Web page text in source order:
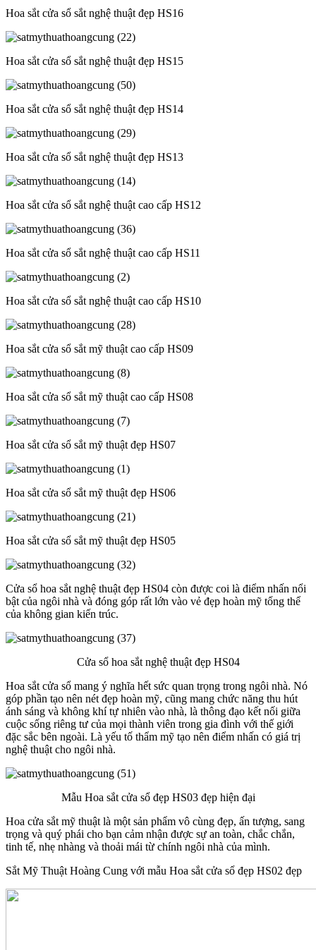
Hoa sắt cửa sổ sắt nghệ thuật đẹp HS16
Hoa sắt cửa sổ sắt nghệ thuật đẹp HS15
Hoa sắt cửa sổ sắt nghệ thuật đẹp HS14
Hoa sắt cửa sổ sắt nghệ thuật đẹp HS13
Hoa sắt cửa sổ sắt nghệ thuật cao cấp HS12
Hoa sắt cửa sổ sắt nghệ thuật cao cấp HS11
Hoa sắt cửa sổ sắt nghệ thuật cao cấp HS10
Hoa sắt cửa sổ sắt mỹ thuật cao cấp HS09
Hoa sắt cửa sổ sắt mỹ thuật cao cấp HS08
Hoa sắt cửa sổ sắt mỹ thuật đẹp HS07
Hoa sắt cửa sổ sắt mỹ thuật đẹp HS06
Hoa sắt cửa sổ sắt mỹ thuật đẹp HS05
Cửa sổ hoa sắt nghệ thuật đẹp HS04 còn được coi là điểm nhấn nổi
bật của ngôi nhà và đóng góp rất lớn vào vẻ đẹp hoàn mỹ tổng thể
của không gian kiến trúc.
Cửa sổ hoa sắt nghệ thuật đẹp HS04
Hoa sắt cửa sổ mang ý nghĩa hết sức quan trọng trong ngôi nhà. Nó
góp phần tạo nên nét đẹp hoàn mỹ, cũng mang chức năng thu hút
ánh sáng và không khí tự nhiên vào nhà, là thông đạo kết nối giữa
cuộc sống riêng tư của mọi thành viên trong gia đình với thế giới
đặc sắc bên ngoài. Là yếu tố thẩm mỹ tạo nên điểm nhấn có giá trị
nghệ thuật cho ngôi nhà.
Mẫu Hoa sắt cửa sổ đẹp HS03 đẹp hiện đại
Hoa cửa sắt mỹ thuật là một sản phẩm vô cùng đẹp, ấn tượng, sang
trọng và quý phái cho bạn cảm nhận được sự an toàn, chắc chắn,
tinh tế, nhẹ nhàng và thoải mái từ chính ngôi nhà của mình.
Sắt Mỹ Thuật Hoàng Cung với mẫu Hoa sắt cửa sổ đẹp HS02 đẹp